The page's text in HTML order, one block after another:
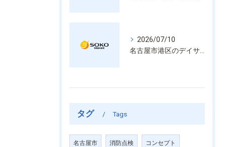
2026/07/10
タグ Tags
名古屋市 消防点検 コンセプト